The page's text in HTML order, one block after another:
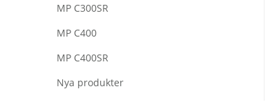
MP C300SR
MP C400
MP C400SR
Nya produkter